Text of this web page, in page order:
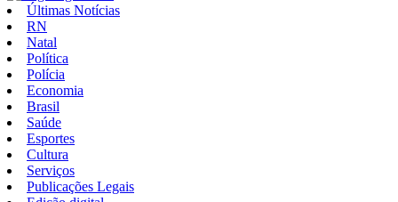
Últimas Notícias
RN
Natal
Política
Polícia
Economia
Brasil
Saúde
Esportes
Cultura
Serviços
Publicações Legais